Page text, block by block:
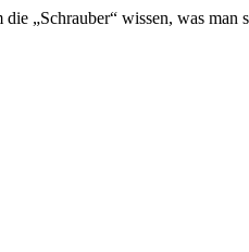
„Schrauber“ wissen, was man